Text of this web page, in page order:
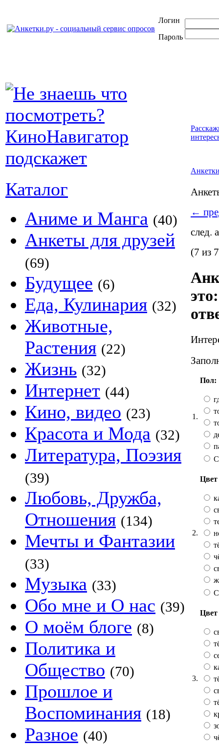
Логин
Пароль
Каталог
Аниме и Манга (40)
Анкеты для друзей
(69)
Будущее (6)
Еда, Кулинария (32)
Животные,
Растения (22)
Жизнь (32)
Интернет (44)
Кино, видео (23)
Красота и Мода (32)
Литература, Поэзия
(39)
Любовь, Дружба,
Отношения (134)
Мечты и Фантазии
(33)
Музыка (33)
Обо мне и О нас (39)
О моём блоге (8)
Политика и
Общество (70)
Прошлое и
Воспоминания (18)
Разное (40)
←
след.
(7 из
1.
Пол:
2.
Цвет
3.
Цвет